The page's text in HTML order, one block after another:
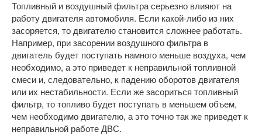
Топливный и воздушный фильтра серьезно влияют на
работу двигателя автомобиля. Если какой-либо из них
засоряется, то двигателю становится сложнее работать.
Например, при засорении воздушного фильтра в
двигатель будет поступать намного меньше воздуха, чем
необходимо, а это приведет к неправильной топливной
смеси и, следовательно, к падению оборотов двигателя
или их нестабильности. Если же засориться топливный
фильтр, то топливо будет поступать в меньшем объем,
чем необходимо двигателю, а это точно так же приведет к
неправильной работе ДВС.